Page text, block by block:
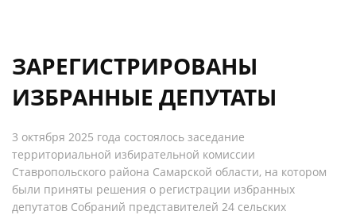
ЗАРЕГИСТРИРОВАНЫ
ИЗБРАННЫЕ ДЕПУТАТЫ
3 октября 2025 года состоялось заседание
территориальной избирательной комиссии
Ставропольского района Самарской области, на котором
были приняты решения о регистрации избранных
депутатов Собраний представителей 24 сельских